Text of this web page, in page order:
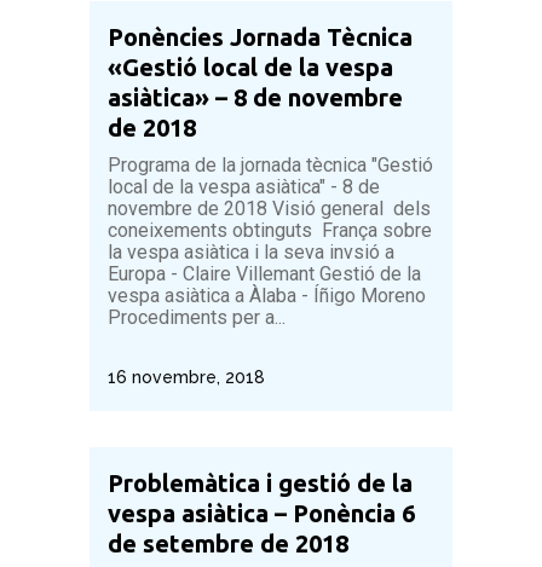
Ponències Jornada Tècnica
«Gestió local de la vespa
asiàtica» – 8 de novembre
de 2018
Programa de la jornada tècnica "Gestió
local de la vespa asiàtica" - 8 de
novembre de 2018 Visió general dels
coneixements obtinguts França sobre
la vespa asiàtica i la seva invsió a
Europa - Claire Villemant Gestió de la
vespa asiàtica a Àlaba - Íñigo Moreno
Procediments per a...
16 novembre, 2018
Problemàtica i gestió de la
vespa asiàtica – Ponència 6
de setembre de 2018